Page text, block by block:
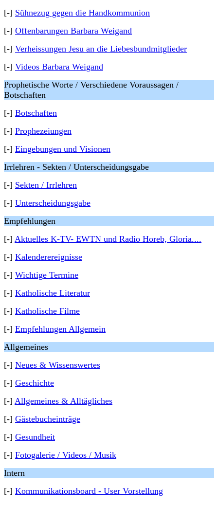
[-] Sühnezug gegen die Handkommunion
[-] Offenbarungen Barbara Weigand
[-] Verheissungen Jesu an die Liebesbundmitglieder
[-] Videos Barbara Weigand
Prophetische Worte / Verschiedene Voraussagen /
Botschaften
[-] Botschaften
[-] Prophezeiungen
[-] Eingebungen und Visionen
Irrlehren - Sekten / Unterscheidungsgabe
[-] Sekten / Irrlehren
[-] Unterscheidungsgabe
Empfehlungen
[-] Aktuelles K-TV- EWTN und Radio Horeb, Gloria....
[-] Kalenderereignisse
[-] Wichtige Termine
[-] Katholische Literatur
[-] Katholische Filme
[-] Empfehlungen Allgemein
Allgemeines
[-] Neues & Wissenswertes
[-] Geschichte
[-] Allgemeines & Alltägliches
[-] Gästebucheinträge
[-] Gesundheit
[-] Fotogalerie / Videos / Musik
Intern
[-] Kommunikationsboard - User Vorstellung